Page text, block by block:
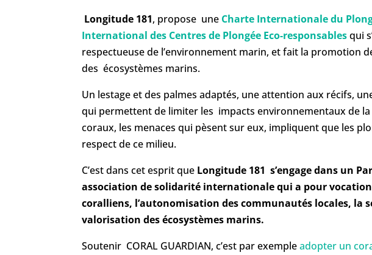
Longitude 181, propose une Charte Internationale du
International des Centres de Plongée Eco-responsablesqui
respectueuse de l’environnement marin, et fait la promotion
des écosystèmes marins.
Un lestage et des palmes adaptés, une attention aux récifs,
qui permettent de limiter les impacts environnementaux de
coraux, les menaces qui pèsent sur eux, impliquent que les
respect de ce milieu.
C’est dans cet esprit que Longitude 181 s’engage dans un
association de solidarité internationale qui a pour
coralliens, l’autonomisation des communautés locales, la
valorisation des écosystèmes marins.
Soutenir CORAL GUARDIAN, c’est par exempleadopter un